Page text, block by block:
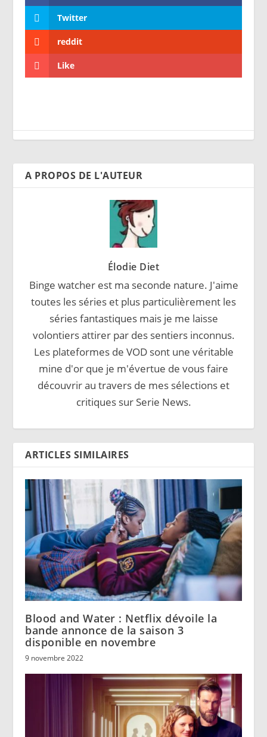
Twitter
reddit
Like
A PROPOS DE L'AUTEUR
Élodie Diet
Binge watcher est ma seconde nature. J'aime
toutes les séries et plus particulièrement les
séries fantastiques mais je me laisse
volontiers attirer par des sentiers inconnus.
Les plateformes de VOD sont une véritable
mine d'or que je m'évertue de vous faire
découvrir au travers de mes sélections et
critiques sur Serie News.
ARTICLES SIMILAIRES
Blood and Water : Netflix dévoile la
bande annonce de la saison 3
disponible en novembre
9 novembre 2022